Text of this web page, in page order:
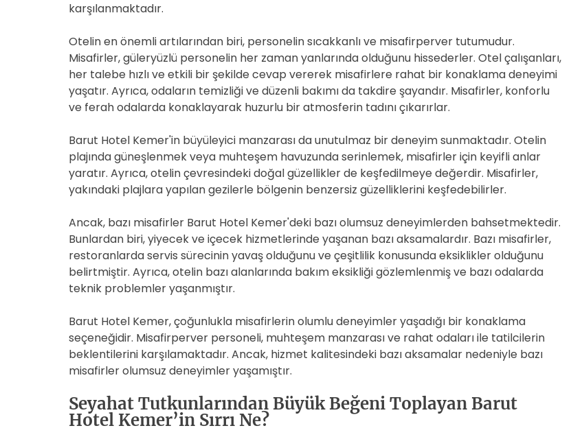
karşılanmaktadır.
Otelin en önemli artılarından biri, personelin sıcakkanlı ve misafirperver tutumudur.
Misafirler, güleryüzlü personelin her zaman yanlarında olduğunu hissederler. Otel çalışanları,
her talebe hızlı ve etkili bir şekilde cevap vererek misafirlere rahat bir konaklama deneyimi
yaşatır. Ayrıca, odaların temizliği ve düzenli bakımı da takdire şayandır. Misafirler, konforlu
ve ferah odalarda konaklayarak huzurlu bir atmosferin tadını çıkarırlar.
Barut Hotel Kemer'in büyüleyici manzarası da unutulmaz bir deneyim sunmaktadır. Otelin
plajında güneşlenmek veya muhteşem havuzunda serinlemek, misafirler için keyifli anlar
yaratır. Ayrıca, otelin çevresindeki doğal güzellikler de keşfedilmeye değerdir. Misafirler,
yakındaki plajlara yapılan gezilerle bölgenin benzersiz güzelliklerini keşfedebilirler.
Ancak, bazı misafirler Barut Hotel Kemer'deki bazı olumsuz deneyimlerden bahsetmektedir.
Bunlardan biri, yiyecek ve içecek hizmetlerinde yaşanan bazı aksamalardır. Bazı misafirler,
restoranlarda servis sürecinin yavaş olduğunu ve çeşitlilik konusunda eksiklikler olduğunu
belirtmiştir. Ayrıca, otelin bazı alanlarında bakım eksikliği gözlemlenmiş ve bazı odalarda
teknik problemler yaşanmıştır.
Barut Hotel Kemer, çoğunlukla misafirlerin olumlu deneyimler yaşadığı bir konaklama
seçeneğidir. Misafirperver personeli, muhteşem manzarası ve rahat odaları ile tatilcilerin
beklentilerini karşılamaktadır. Ancak, hizmet kalitesindeki bazı aksamalar nedeniyle bazı
misafirler olumsuz deneyimler yaşamıştır.
Seyahat Tutkunlarından Büyük Beğeni Toplayan Barut
Hotel Kemer’in Sırrı Ne?